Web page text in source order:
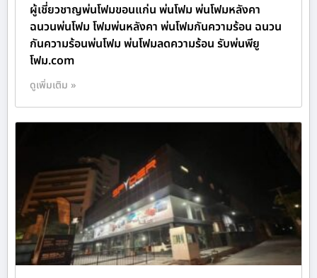
ผู้เชี่ยวชาญพ่นโฟมขอนแก่น พ่นโฟม พ่นโฟมหลังคา
ฉนวนพ่นโฟม โฟมพ่นหลังคา พ่นโฟมกันความร้อน ฉนวน
กันความร้อนพ่นโฟม พ่นโฟมลดความร้อน รับพ่นพียู
โฟม.com
ดูเพิ่มเติม »